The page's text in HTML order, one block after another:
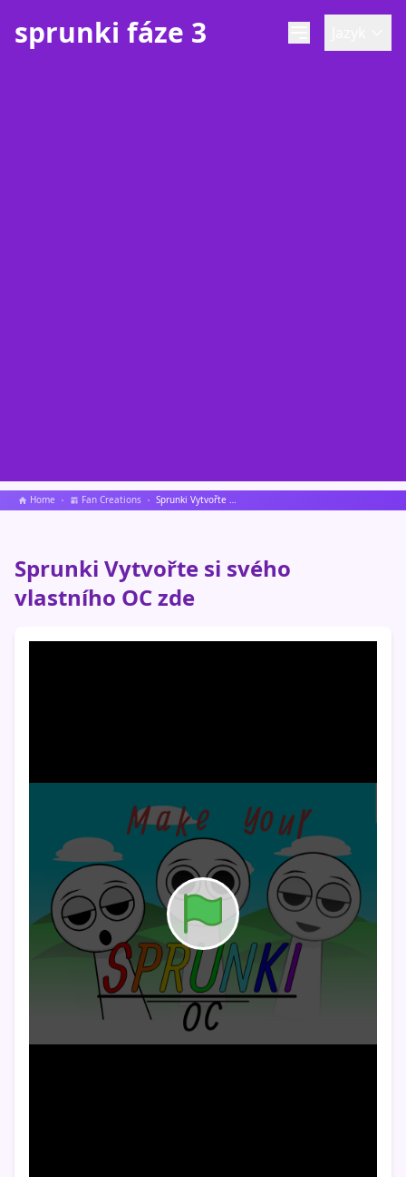
sprunki fáze 3
Home Fan Creations Sprunki Vytvořte si svého vlastního OC zde
Sprunki Vytvořte si svého
vlastního OC zde